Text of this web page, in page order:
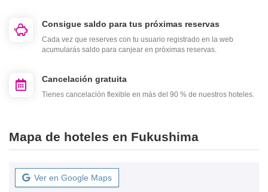
Consigue saldo para tus próximas reservas
Cada vez que reserves con tu usuario registrado en la web
acumularás saldo para canjear en próximas reservas.
Cancelación gratuita
Tienes cancelación flexible en más del 90 % de nuestros hoteles.
Mapa de hoteles en Fukushima
Ver en Google Maps